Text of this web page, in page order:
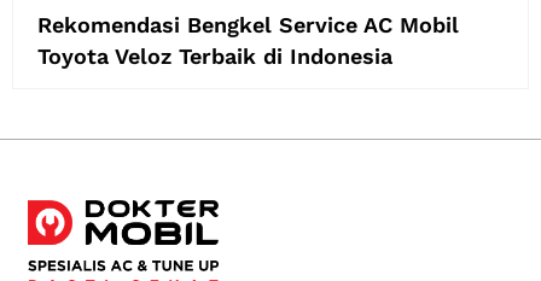
Rekomendasi Bengkel Service AC Mobil
Toyota Veloz Terbaik di Indonesia